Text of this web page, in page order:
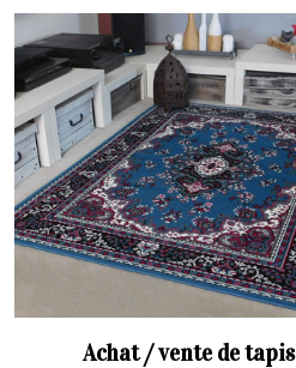
Achat / vente de tapis